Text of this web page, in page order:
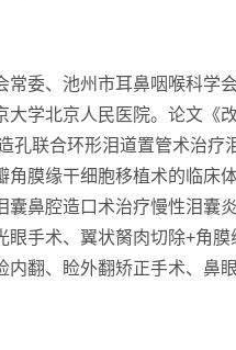
委、池州市耳鼻咽喉科学
大学北京人民医院。论文《
孔联合环形泪道置管术治疗
膜缘干细胞移植术的临床
鼻腔造口术治疗慢性泪囊
眼手术、翼状胬肉切除+角
翻、睑外翻矫正手术、鼻